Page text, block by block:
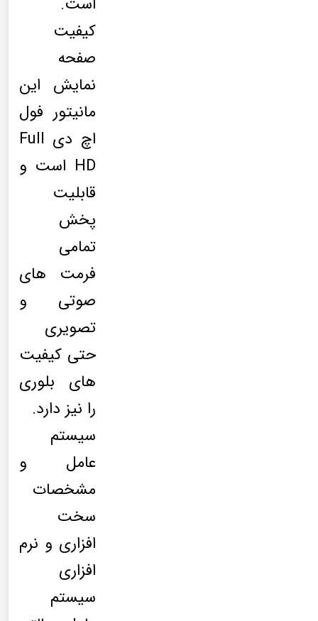
کیفیت
صفحه
نمایش این
مانیتور فول
اچ دی Full
HD است و
قابلیت
پخش
تمامی
فرمت های
صوتی و
تصویری
حتی کیفیت
های بلوری
را نیز دارد.
سیستم
عامل و
مشخصات
سخت
افزاری و نرم
افزاری
سیستم